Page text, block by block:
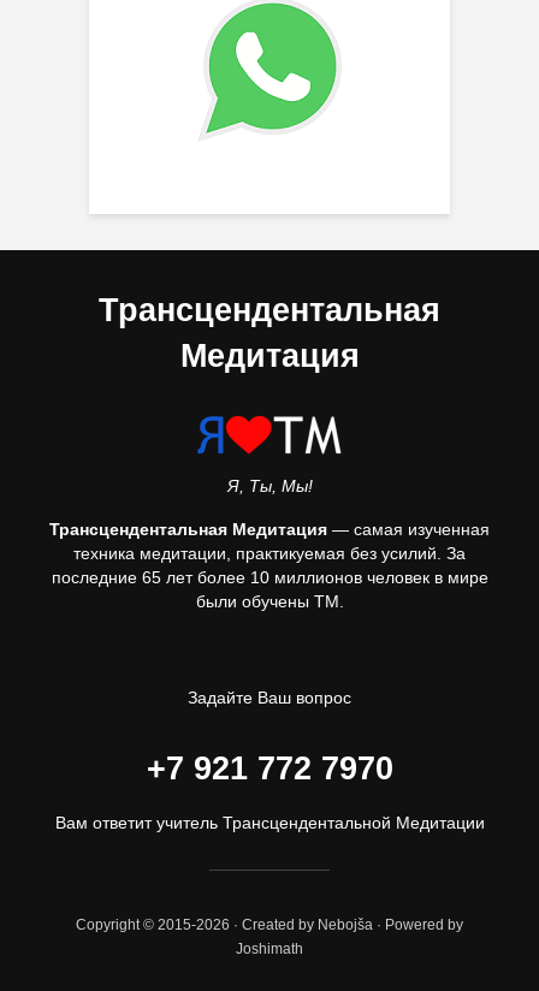
Трансцендентальная
Медитация
Я, Ты, Мы!
Трансцендентальная Медитация — самая изученная
техника медитации, практикуемая без усилий. За
последние 65 лет более 10 миллионов человек в мире
были обучены ТМ.
Задайте Ваш вопрос
+7 921 772 7970
Вам ответит учитель Трансцендентальной Медитации
Copyright © 2015-2026 · Created by Nebojša · Powered by
Joshimath